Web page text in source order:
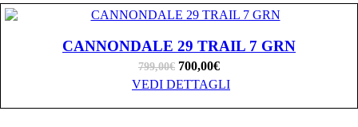
CANNONDALE 29 TRAIL 7 GRN
799,00€ 700,00€
VEDI DETTAGLI